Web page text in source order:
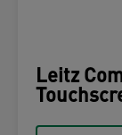
Leitz